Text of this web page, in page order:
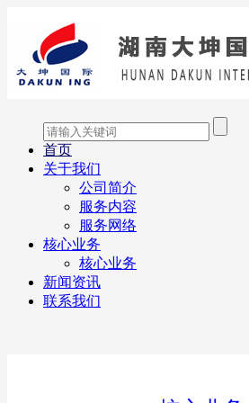
首页
关于我们
公司简介
服务内容
服务网络
核心业务
核心业务
新闻资讯
联系我们